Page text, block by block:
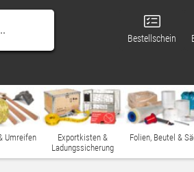
Bestellschein
Umreifen
Exportkisten &
Ladungssicherung
Folien, Beutel &